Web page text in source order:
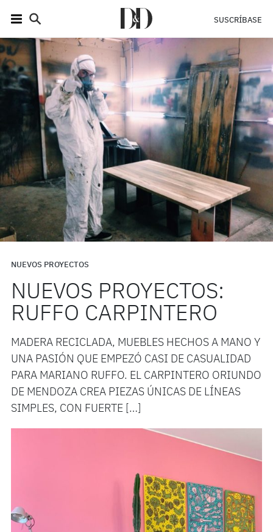
SUSCRÍBASE
NUEVOS PROYECTOS
NUEVOS PROYECTOS:
RUFFO CARPINTERO
MADERA RECICLADA, MUEBLES HECHOS A MANO Y
UNA PASIÓN QUE EMPEZÓ CASI DE CASUALIDAD
PARA MARIANO RUFFO. EL CARPINTERO ORIUNDO
DE MENDOZA CREA PIEZAS ÚNICAS DE LÍNEAS
SIMPLES, CON FUERTE […]